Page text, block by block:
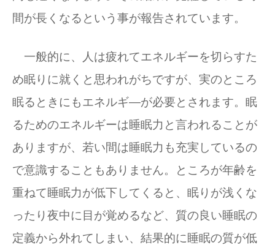
間が長くなるという事が報告されています。
一般的に、人は疲れてエネルギーを切らすた
め眠りに就くと思われがちですが、実のところ
眠るときにもエネルギ―が必要とされます。眠
るためのエネルギーは睡眠力と言われることが
ありますが、若い間は睡眠力も充実しているの
で意識することもありません。ところが年齢を
重ねて睡眠力が低下してくると、眠りが浅くな
ったり夜中に目が覚めるなど、質の良い睡眠の
定義から外れてしまい、結果的に睡眠の質が低